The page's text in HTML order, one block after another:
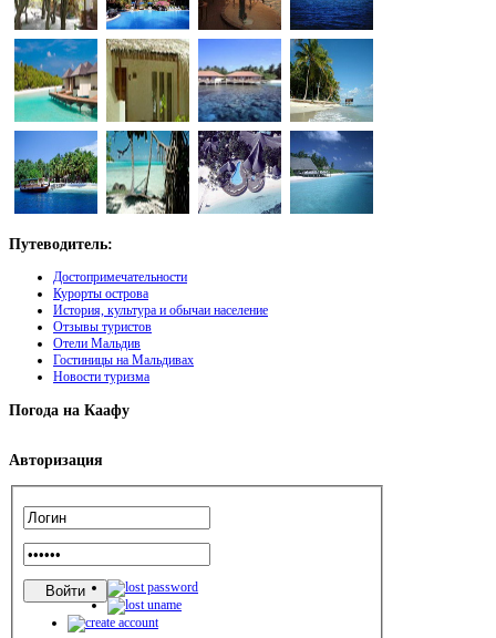
Путеводитель:
Достопримечательности
Курорты острова
История, культура и обычаи население
Отзывы туристов
Отели Мальдив
Гостиницы на Мальдивах
Новости туризма
Погода на Каафу
Авторизация